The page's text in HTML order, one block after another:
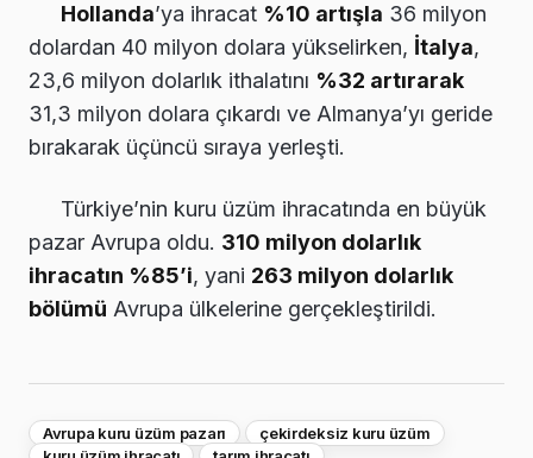
Hollanda’ya ihracat %10 artışla 36 milyon
dolardan 40 milyon dolara yükselirken, İtalya,
23,6 milyon dolarlık ithalatını %32 artırarak
31,3 milyon dolara çıkardı ve Almanya’yı geride
bırakarak üçüncü sıraya yerleşti.
Türkiye’nin kuru üzüm ihracatında en büyük
pazar Avrupa oldu. 310 milyon dolarlık
ihracatın %85’i, yani 263 milyon dolarlık
bölümü Avrupa ülkelerine gerçekleştirildi.
Avrupa kuru üzüm pazarı
çekirdeksiz kuru üzüm